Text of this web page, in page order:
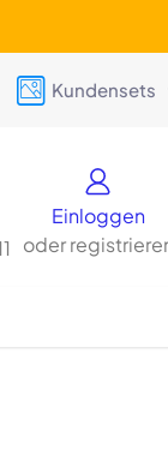
Kundensets
Einloggen
oder